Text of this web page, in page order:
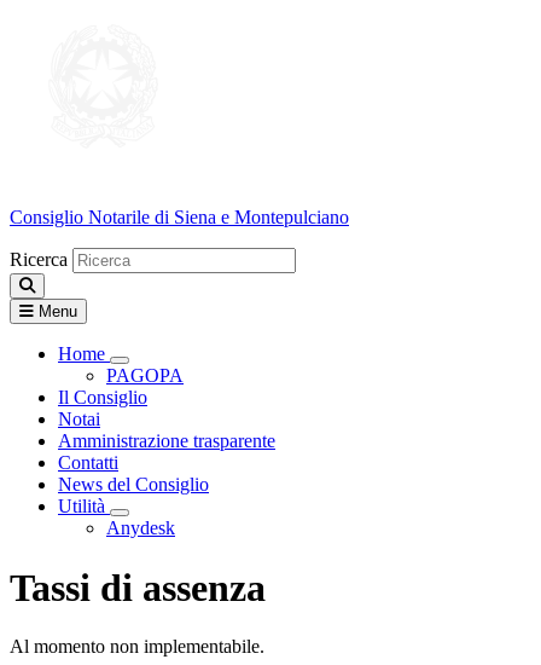
Consiglio Notarile di Siena e Montepulciano
Ricerca
Menu
Home
Visualizza menù di secondo livello
PAGOPA
Il Consiglio
Notai
Amministrazione trasparente
Contatti
News del Consiglio
Utilità
Visualizza menù di secondo livello
Anydesk
Tassi di assenza
Al momento non implementabile.